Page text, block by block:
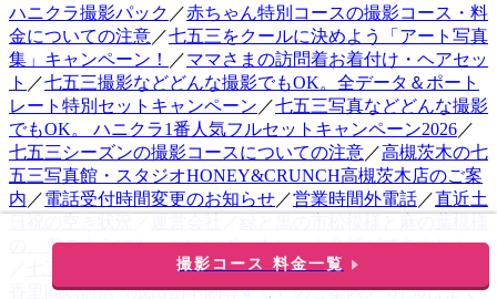
撮影コース 料金一覧
ハニクラ撮影パック ／赤ちゃん特別コースの撮影コース・料
金についての注意／七五三をクールに決めよう「アート写真
集」キャンペーン！ ／ママさまの訪問着お着付け・ヘアセッ
ト ／七五三撮影などどんな撮影でもOK。全データ＆ポート
レート特別セットキャンペーン ／七五三写真などどんな撮影
でもOK。 ハニクラ1番人気フルセットキャンペーン2026／
七五三シーズンの撮影コースについての注意／高槻茨木の七
五三写真館・スタジオHONEY&CRUNCH高槻茨木店のご案
内 ／電話受付時間変更のお知らせ／営業時間外電話／直近土
の、鬼のようにカッコいいポートレート台紙ができました。
七五三写真館・スタジオHONEY&CRUNCH寝屋川枚方・
香里園駅前店（成田山不動尊すぐ）のご案内／3月30日まで